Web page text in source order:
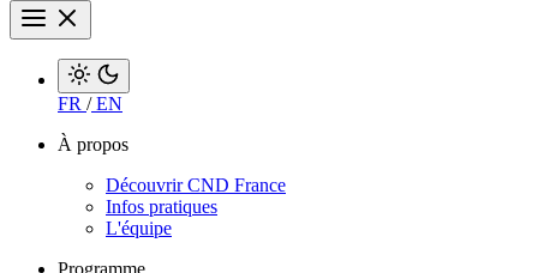
FR /EN
À propos
Découvrir CND France
Infos pratiques
L'équipe
Programme